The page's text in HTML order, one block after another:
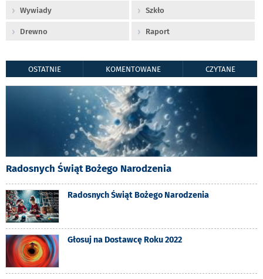
Wywiady Szkło
Drewno Raport
OSTATNIE KOMENTOWANE CZYTANE
Radosnych Świąt Bożego Narodzenia
Radosnych Świąt Bożego Narodzenia
Głosuj na Dostawcę Roku 2022